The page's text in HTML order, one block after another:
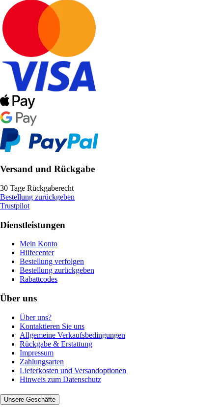
Versand und Rückgabe
30 Tage Rückgaberecht
Bestellung zurückgeben
Trustpilot
Dienstleistungen
Mein Konto
Hilfecenter
Bestellung verfolgen
Bestellung zurückgeben
Rabattcodes
Über uns
Über uns?
Kontaktieren Sie uns
Allgemeine Verkaufsbedingungen
Rückgabe & Erstattung
Impressum
Zahlungsarten
Lieferkosten und Versandoptionen
Hinweis zum Datenschutz
Unsere Geschäfte